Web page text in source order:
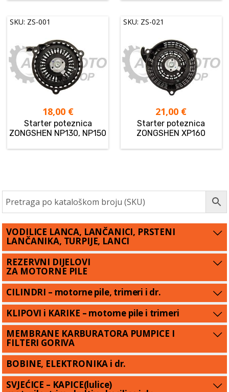
SKU: ZS-001
18,00 €
Starter poteznica
ZONGSHEN NP130, NP150
SKU: ZS-021
21,00 €
Starter poteznica
ZONGSHEN XP160
VODILICE LANCA, LANČANICI, PRSTENI
LANČANIKA, TURPIJE, LANCI
REZERVNI DIJELOVI
ZA MOTORNE PILE
CILINDRI – motorne pile, trimeri i dr.
KLIPOVI i KARIKE – motorne pile i trimeri
MEMBRANE KARBURATORA PUMPICE I
FILTERI GORIVA
BOBINE, ELEKTRONIKA i dr.
SVJEĆICE – KAPICE(lulice)